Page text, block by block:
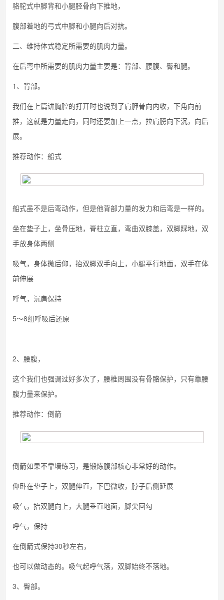
骆驼式中脚背和小腿胫骨向下推地，
腹部着地的弓式中脚和小腿向后对抗。
二、维持体式稳定所需要的肌肉力量。
在后弯中所需要的肌肉力量主要是：背部、腰腹、臀和腿。
1、背部。
我们在上篇讲胸腔的打开时也说到了肩胛骨向内收，下角向前
推，这就是力量走向，同时还要加上一点，拉肩膀向下沉，向后
展。
推荐动作：船式
船式虽不是后弯动作，但是他背部力量的发力和后弯是一样的。
坐在垫子上，坐骨压地，脊柱立直，弯曲双膝盖，双脚踩地，双
手放身体两侧
吸气，身体微后仰，抬双脚双手向上，小腿平行地面，双手在体
前伸展
呼气，沉肩保持
5～8组呼吸后还原
2、腰腹，
这个我们也强调过好多次了，腰椎周围没有骨骼保护，只有靠腰
腹力量来保护。
推荐动作：倒箭
倒箭如果不靠墙练习，是锻炼腹部核心非常好的动作。
仰卧在垫子上，双腿伸直，下巴微收，脖子后侧延展
吸气，抬双腿向上，大腿垂直地面，脚尖回勾
呼气，保持
在倒箭式保持30秒左右，
也可以做动态的。吸气起呼气落，双脚始终不落地。
3、臀部。